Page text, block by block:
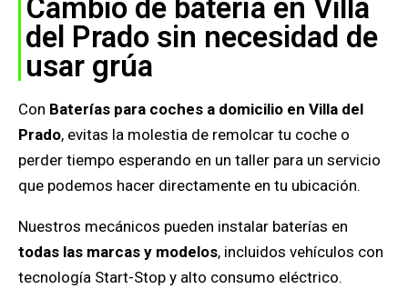
Cambio de batería en Villa
del Prado sin necesidad de
usar grúa
Con Baterías para coches a domicilio en Villa del
Prado, evitas la molestia de remolcar tu coche o
perder tiempo esperando en un taller para un servicio
que podemos hacer directamente en tu ubicación.
Nuestros mecánicos pueden instalar baterías en
todas las marcas y modelos, incluidos vehículos con
tecnología Start-Stop y alto consumo eléctrico.